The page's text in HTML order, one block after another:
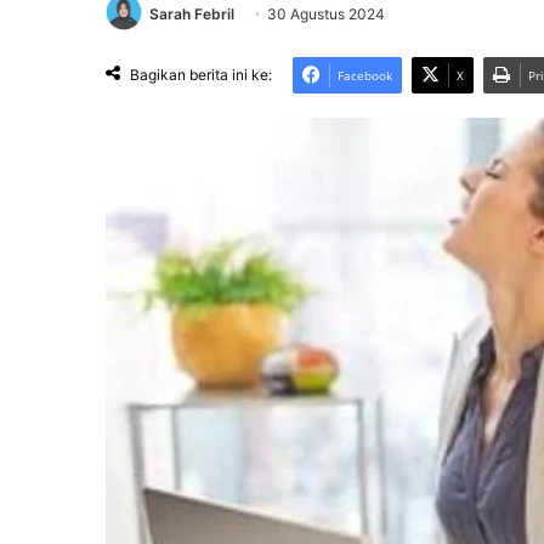
Sarah Febril 30 Agustus 2024
Bagikan berita ini ke: Facebook X